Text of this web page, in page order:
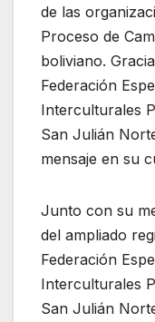
de las
Proceso de
boliviano.
Federación
Interculturales
San Julián
mensaje en su
Junto con su
del ampliado
Federación
Interculturales
San Julián